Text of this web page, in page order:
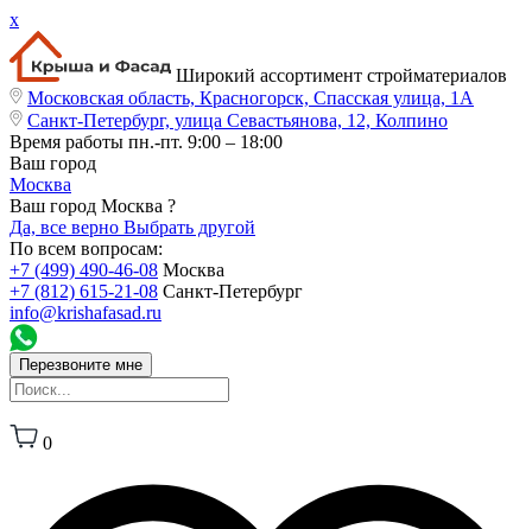
x
Широкий ассортимент стройматериалов
Московская область, Красногорск, Спасская улица, 1А
Санкт-Петербург, улица Севастьянова, 12, Колпино
Время работы пн.-пт. 9:00 – 18:00
Ваш город
Москва
Ваш город Москва ?
Да, все верно Выбрать другой
По всем вопросам:
+7 (499) 490-46-08 Москва
+7 (812) 615-21-08 Санкт-Петербург
info@krishafasad.ru
Перезвоните мне
0